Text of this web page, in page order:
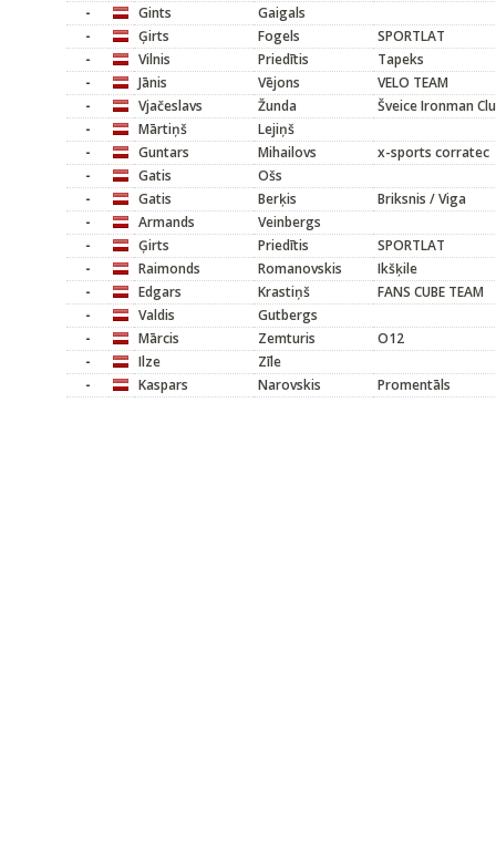
-
Gints
Gaigals
-
Ģirts Fogels
SPORTLAT
-
Vilnis Priedītis
Tapeks
-
Jānis Vējons
VELO TEAM
-
Vjačeslavs Žunda
Šveice Ironman
-
Mārtiņš
Lejiņš
-
Guntars Mihailovs
x-sports corratec
-
Gatis
Ošs
-
Gatis Berķis
Briksnis / Viga
-
Armands
Veinbergs
-
Ģirts Priedītis
SPORTLAT
-
Raimonds Romanovskis
Ikšķile
-
Edgars Krastiņš
FANS CUBE TEAM
-
Valdis
Gutbergs
-
Mārcis Zemturis
O12
-
Ilze
Zīle
-
Kaspars Narovskis Promentāls